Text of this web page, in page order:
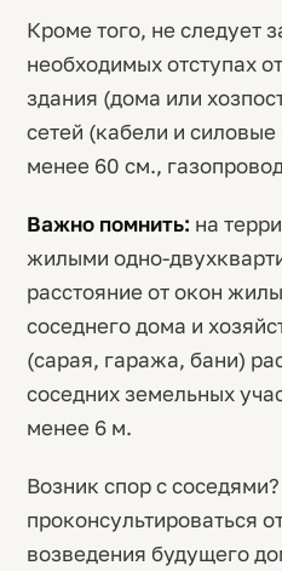
Кроме того, не следует
необходимых отступах
здания (дома или
сетей (кабели и
менее 60 см.,
Важно помнить: на
жилыми одно-
расстояние от окон
соседнего дома и
(сарая, гаража, бани)
соседних земельных
менее 6 м.
Возник спор с
проконсультироваться
возведения будущего